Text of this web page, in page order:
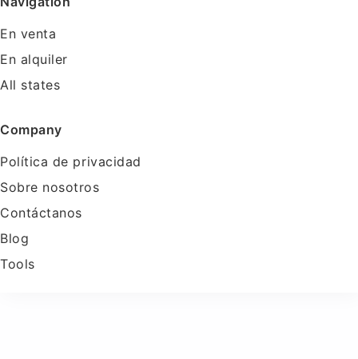
En venta
En alquiler
All states
Company
Política de privacidad
Sobre nosotros
Contáctanos
Blog
Tools